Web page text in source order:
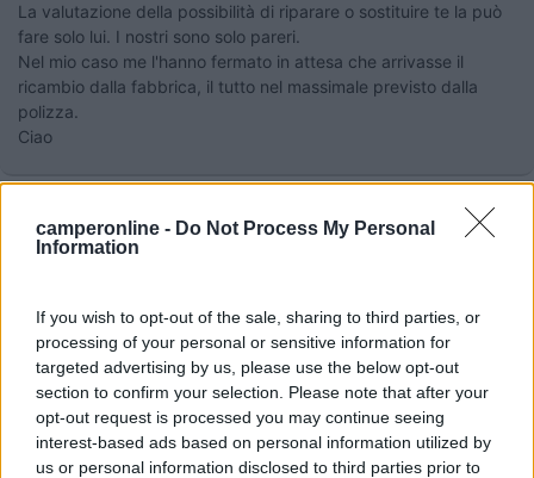
camperonline - Do Not Process My Personal
Information
If you wish to opt-out of the sale, sharing to third parties, or
processing of your personal or sensitive information for
targeted advertising by us, please use the below opt-out
section to confirm your selection. Please note that after your
opt-out request is processed you may continue seeing
interest-based ads based on personal information utilized by
us or personal information disclosed to third parties prior to
La valutazione della possibilità di riparare o sostituire te la può
fare solo lui. I nostri sono solo pareri.
Nel mio caso me l'hanno fermato in attesa che arrivasse il
ricambio dalla fabbrica, il tutto nel massimale previsto dalla
polizza.
Ciao
-
piccola scheggiatura sistemata con 60€ nel 2018 e una
sostituzione del cristallo a 2000€ (1500€ assicurati) nel 2019.
Purtroppo con i MH è più facile che accada.